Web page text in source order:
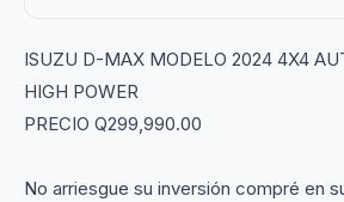
ISUZU D-MAX MODELO 2024 4X4
HIGH POWER
PRECIO Q299,990.00
No arriesgue su inversión compré en